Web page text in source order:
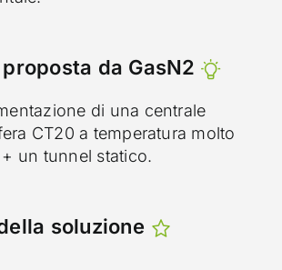
da GasN2
di una centrale
CT20 a temperatura molto
un tunnel statico.
soluzione